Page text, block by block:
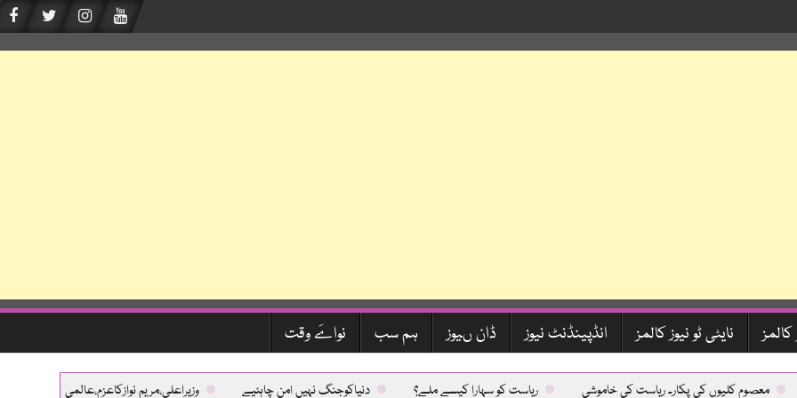
کالمز نایٹی ٹو نیوز کالمز انڈپینڈنٹ نیوز ڈان ںیوز ہم سب نواےَ وقت
معصوم کلیوں کی پکار۔ ریاست کی خاموشی ریاست کو سہارا کیسے ملے؟ دنیاکوجنگ نہیں امن چاہئیے وزیراعلی،مریم نوازکاعزم،عالمی معیارکی طبی